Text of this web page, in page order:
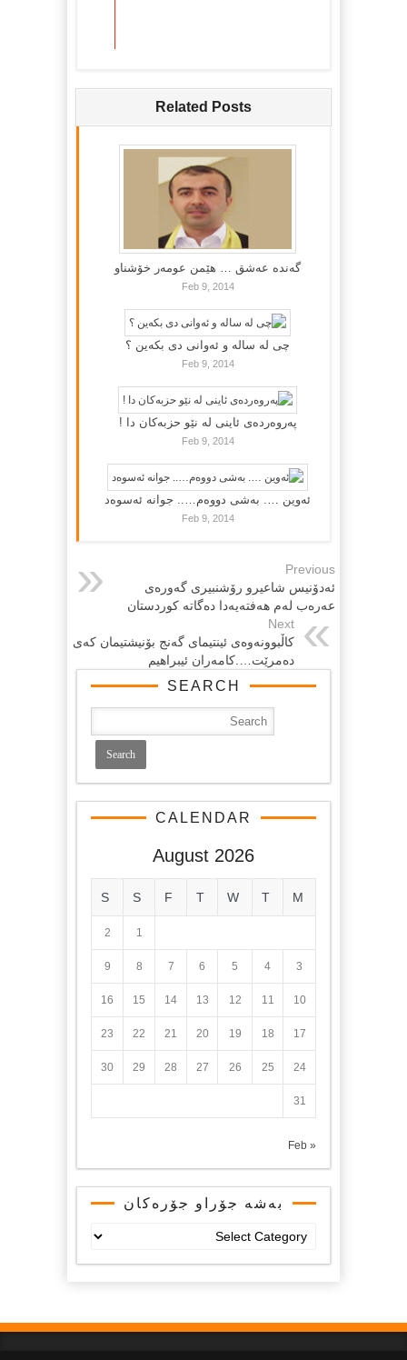
Related Posts
گه‌نده‌ عه‌شق … هێمن عومه‌ر خۆشناو
Feb 9, 2014
چی لە سالە و ئەوانی دی بكەین ؟
Feb 9, 2014
پەروەردەی ئاینی لە نێو حزبەکان دا !
Feb 9, 2014
ئەوین …. بەشی دووەم….. جوانە ئەسوەد
Feb 9, 2014
Previous
ئه‌دۆنیس شاعيرو رۆشنبیری گه‌وره‌ی
عه‌ره‌ب له‌م هه‌فته‌یه‌دا‌ ده‌گاته‌ کوردستان
Next
كاڵبوونه‌وه‌ی ئینتیمای گه‌نج بۆنیشتیمان كه‌ی
ده‌مرێت….كامه‌ران ئیبراهیم
SEARCH
CALENDAR
August 2026
M
T
W
T
F
S
S
1
2
3
4
5
6
7
8
9
10
11
12
13
14
15
16
17
18
19
20
21
22
23
24
25
26
27
28
29
30
31
« Feb
بەشە جۆراو جۆرەکان
جۆرەکان